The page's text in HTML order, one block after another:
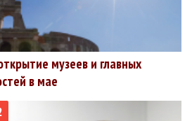
музеев и главных
в мае